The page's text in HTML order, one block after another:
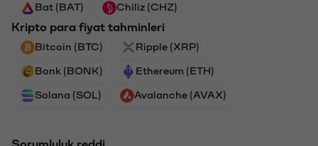
Bat (BAT) Chiliz (CHZ)
Kripto para fiyat tahminleri
Bitcoin (BTC) Ripple (XRP)
Bonk (BONK) Ethereum (ETH)
Solana (SOL) Avalanche (AVAX)
Sorumluluk reddi